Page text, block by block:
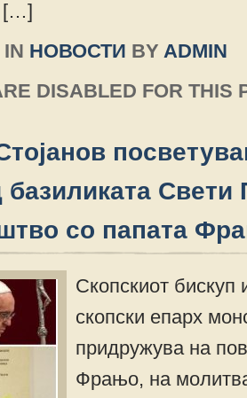
[…]
НОВОСТИ BY ADMIN
DISABLED FOR THIS
Свети
со папата
Скопскиот бискуп
скопски епарх
придружува на
Фрањо, на